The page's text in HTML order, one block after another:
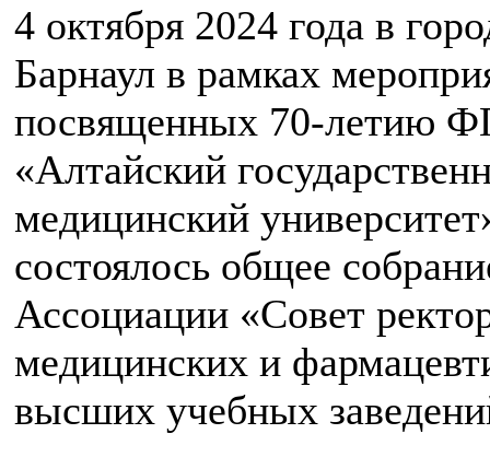
4 октября 2024 года в
Барнаул в рамках
посвященных 70-летию
«Алтайский
медицинский
состоялось общее
Ассоциации «Совет
медицинских и
высших учебных